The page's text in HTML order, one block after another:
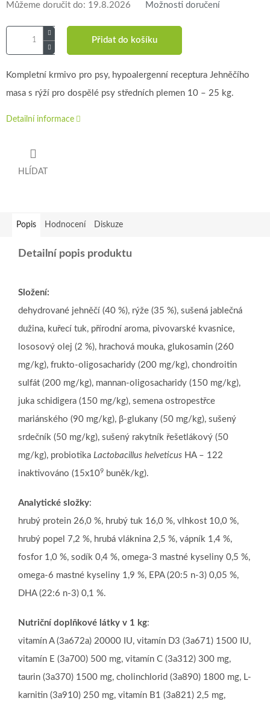
Můžeme doručit do: 19.8.2026 Možnosti doručení
Přidat do košíku
Kompletní krmivo pro psy, hypoalergenní receptura Jehněčího
masa s rýží pro dospělé psy středních plemen 10 – 25 kg.
Detailní informace
HLÍDAT
Popis Hodnocení Diskuze
Detailní popis produktu
Složení:
dehydrované jehněčí (40 %), rýže (35 %), sušená jablečná
dužina, kuřecí tuk, přírodní aroma, pivovarské kvasnice,
lososový olej (2 %), hrachová mouka, glukosamin (260
mg/kg), frukto-oligosacharidy (200 mg/kg), chondroitin
sulfát (200 mg/kg), mannan-oligosacharidy (150 mg/kg),
juka schidigera (150 mg/kg), semena ostropestřce
mariánského (90 mg/kg), β-glukany (50 mg/kg), sušený
srdečník (50 mg/kg), sušený rakytník řešetlákový (50
mg/kg), probiotika Lactobacillus helveticus HA – 122
inaktivováno (15x109 buněk/kg).
Analytické složky:
hrubý protein 26,0 %, hrubý tuk 16,0 %, vlhkost 10,0 %,
hrubý popel 7,2 %, hrubá vláknina 2,5 %, vápník 1,4 %,
fosfor 1,0 %, sodík 0,4 %, omega-3 mastné kyseliny 0,5 %,
omega-6 mastné kyseliny 1,9 %, EPA (20:5 n-3) 0,05 %,
DHA (22:6 n-3) 0,1 %.
Nutriční doplňkové látky v 1 kg:
vitamín A (3a672a) 20000 IU, vitamín D3 (3a671) 1500 IU,
vitamín E (3a700) 500 mg, vitamín C (3a312) 300 mg,
taurin (3a370) 1500 mg, cholinchlorid (3a890) 1800 mg, L-
karnitin (3a910) 250 mg, vitamín B1 (3a821) 2,5 mg,